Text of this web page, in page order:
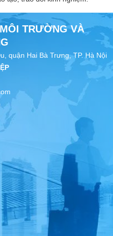
TRƯỜNG VÀ
quận Hai Bà Trưng, TP. Hà Nội